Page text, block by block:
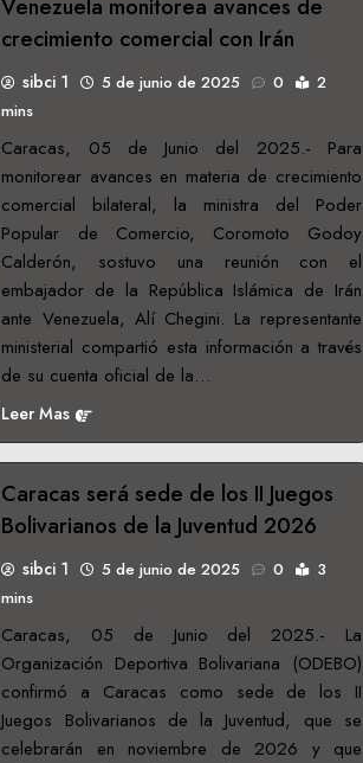
Venezuela monitorea avances de
crecimiento comercial con Irán
sibci 1 5 de junio de 2025 0
2
mins
Caracas, 05 de Junio del 2025.- Para
monitorear avances en materia de crecimiento
comercial bilateral, la ministra del Poder
Popular de Comercio, Coromoto Godoy
Calderón, sostuvo una reunión con el
embajador de la República Islámica de Irán
ante Venezuela, Alí Chegini. La representante
ministerial compartió esta información a través
de su cuenta oficial de la…
Leer Mas
Caracas será sede de los II Juegos
Bolivarianos de la Juventud 2026
sibci 1 5 de junio de 2025 0
3
mins
Caracas, 05 de Junio del 2025.- La
Organización Deportiva Bolivariana (ODEBO)
confirmó a Caracas como sede de los II
Juegos Bolivarianos de la Juventud, que se
celebrarán en noviembre de 2026 y que